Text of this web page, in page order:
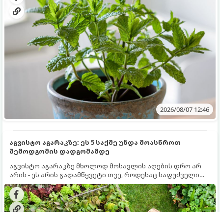
2026/08/07 12:46
აგვისტო აგარაკზე: ეს 5 საქმე უნდა მოასწროთ
შემოდგომის დადგომამდე
აგვისტო აგარაკზე მხოლოდ მოსავლის აღების დრო არ
არის - ეს არის გადამწყვეტი თვე, როდესაც საფუძველი
ეყრება მომავალი წლის მოსავალს და ბაღი მზადდება
შემოდგომა-ზამთრის სეზონისთვის. იმისათვის, რომ
ნიადაგმა ენერგია აღიდგინოს, ხოლო მცენარეებმა
ზამთარს გაუძლონ, აგვისტოს ბოლომდე 5